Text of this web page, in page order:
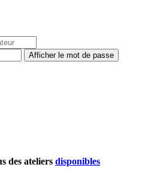
Afficher le mot de passe
des ateliers disponibles